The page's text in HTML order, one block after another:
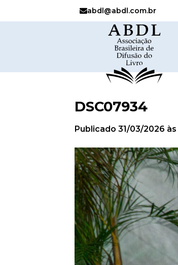
abdl@abdl.com.br
DSC07934
Publicado 31/03/2026 às